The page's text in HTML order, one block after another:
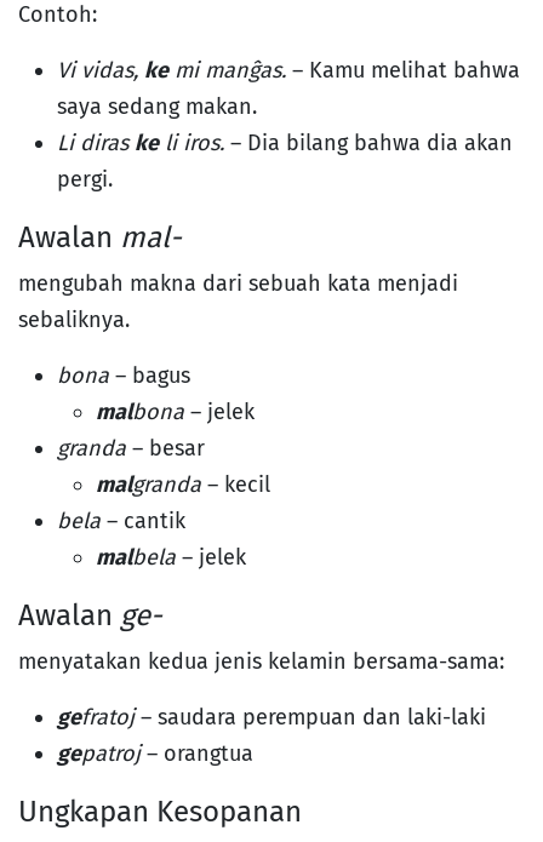
Contoh:
Vi vidas, kemi manĝas. – Kamu melihat bahwa
saya sedang makan.
Li diraskeli iros. – Dia bilang bahwa dia akan
pergi.
Awalan mal-
mengubah makna dari sebuah kata menjadi
sebaliknya.
bona – bagus
malbona – jelek
granda – besar
malgranda – kecil
bela – cantik
malbela – jelek
Awalan ge-
menyatakan kedua jenis kelamin bersama-sama:
gefratoj– saudara perempuan dan laki-laki
gepatroj– orangtua
Ungkapan Kesopanan